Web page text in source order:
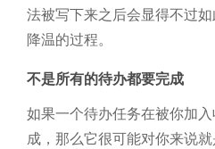
法被写下来之后会显得不过
降温的过程。
不是所有的待办都要完成
如果一个待办任务在被你加
成，那么它很可能对你来说